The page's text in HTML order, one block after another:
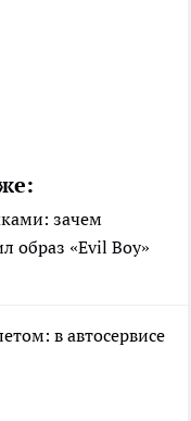
зачем
образ «Evil Boy»
в автосервисе